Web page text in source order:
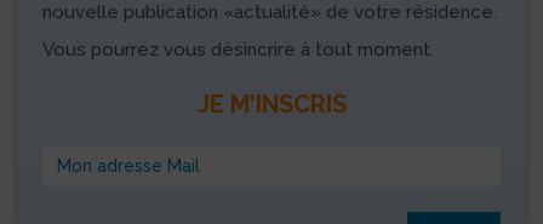
nouvelle publication «actualité» de votre résidence.
Vous pourrez vous désincrire à tout moment.
JE M'INSCRIS